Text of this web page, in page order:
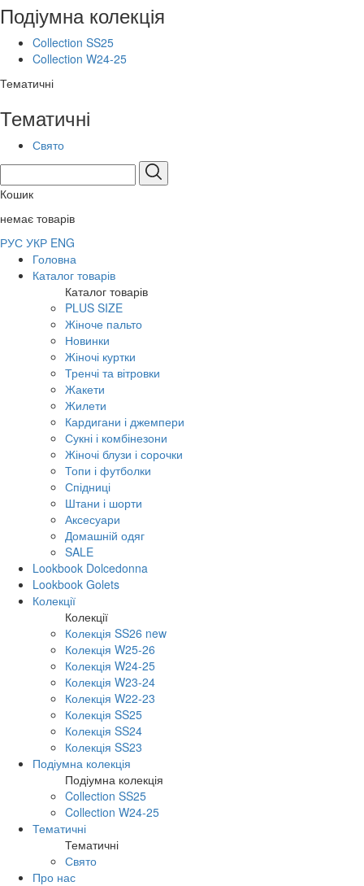
Подіумна колекція
Collection SS25
Collection W24-25
Тематичні
Тематичні
Свято
Кошик
немає товарів
РУС УКР ENG
Головна
Каталог товарів
Каталог товарів
PLUS SIZE
Жіноче пальто
Новинки
Жіночі куртки
Тренчі та вітровки
Жакети
Жилети
Кардигани і джемпери
Сукні і комбінезони
Жіночі блузи і сорочки
Топи і футболки
Спідниці
Штани і шорти
Аксесуари
Домашній одяг
SALE
Lookbook Dolcedonna
Lookbook Golets
Колекції
Колекції
Колекція SS26 new
Колекція W25-26
Колекція W24-25
Колекція W23-24
Колекція W22-23
Колекція SS25
Колекція SS24
Колекція SS23
Подіумна колекція
Подіумна колекція
Collection SS25
Collection W24-25
Тематичні
Тематичні
Свято
Про нас